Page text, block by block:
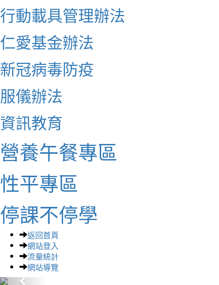
行動載具管理辦法
仁愛基金辦法
新冠病毒防疫
服儀辦法
資訊教育
營養午餐專區
性平專區
停課不停學
返回首頁
網站登入
流量統計
網站導覽